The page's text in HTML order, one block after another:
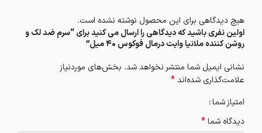
هیچ دیدگاهی برای این محصول نوشته نشده است.
اولین نفری باشید که دیدگاهی را ارسال می کنید برای “سرم ضد لک و
روشن کننده ملانیا وایت درمال فوکوس 40 میل”
نشانی ایمیل شما منتشر نخواهد شد. بخش‌های موردنیاز
علامت‌گذاری شده‌اند*
امتیاز شما
دیدگاه شما*